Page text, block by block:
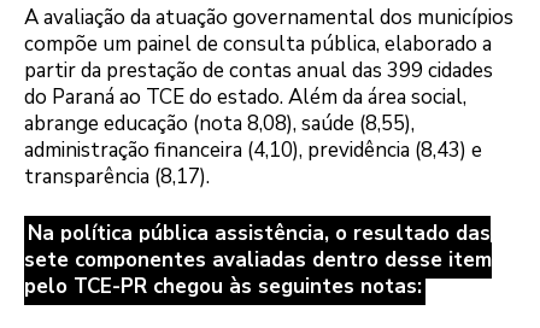
A avaliação da atuação governamental dos municípios
compõe um painel de consulta pública, elaborado a
partir da prestação de contas anual das 399 cidades
do Paraná ao TCE do estado. Além da área social,
abrange educação (nota 8,08), saúde (8,55),
administração financeira (4,10), previdência (8,43) e
transparência (8,17).
Na política pública assistência, o resultado das
sete componentes avaliadas dentro desse item
pelo TCE-PR chegou às seguintes notas: